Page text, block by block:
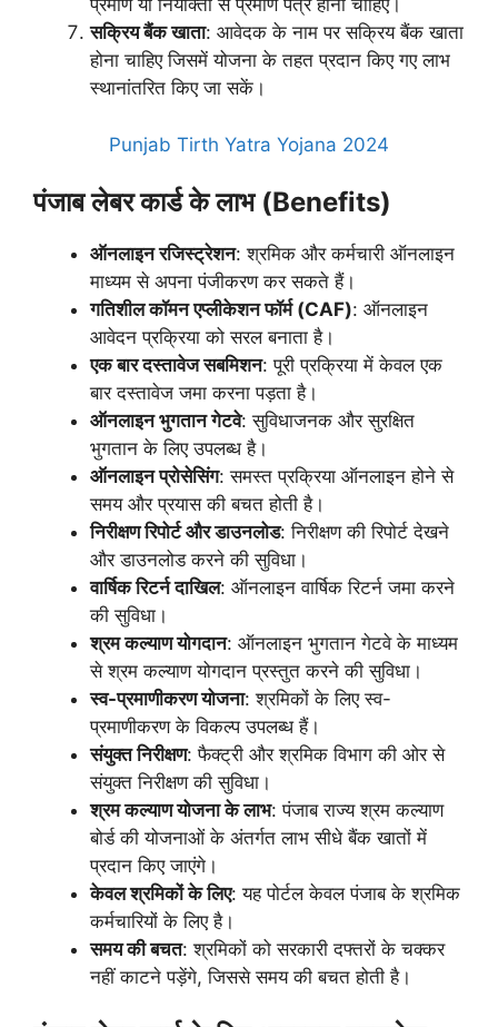
प्रमाण या नियोक्ता से प्रमाण पत्र होना चाहिए।
सक्रिय बैंक खाता: आवेदक के नाम पर सक्रिय बैंक खाता
होना चाहिए जिसमें योजना के तहत प्रदान किए गए लाभ
स्थानांतरित किए जा सकें।
Punjab Tirth Yatra Yojana 2024
पंजाब लेबर कार्ड के लाभ (Benefits)
ऑनलाइन रजिस्ट्रेशन: श्रमिक और कर्मचारी ऑनलाइन
माध्यम से अपना पंजीकरण कर सकते हैं।
गतिशील कॉमन एप्लीकेशन फॉर्म (CAF): ऑनलाइन
आवेदन प्रक्रिया को सरल बनाता है।
एक बार दस्तावेज सबमिशन: पूरी प्रक्रिया में केवल एक
बार दस्तावेज जमा करना पड़ता है।
ऑनलाइन भुगतान गेटवे: सुविधाजनक और सुरक्षित
भुगतान के लिए उपलब्ध है।
ऑनलाइन प्रोसेसिंग: समस्त प्रक्रिया ऑनलाइन होने से
समय और प्रयास की बचत होती है।
निरीक्षण रिपोर्ट और डाउनलोड: निरीक्षण की रिपोर्ट देखने
और डाउनलोड करने की सुविधा।
वार्षिक रिटर्न दाखिल: ऑनलाइन वार्षिक रिटर्न जमा करने
की सुविधा।
श्रम कल्याण योगदान: ऑनलाइन भुगतान गेटवे के माध्यम
से श्रम कल्याण योगदान प्रस्तुत करने की सुविधा।
स्व-प्रमाणीकरण योजना: श्रमिकों के लिए स्व-
प्रमाणीकरण के विकल्प उपलब्ध हैं।
संयुक्त निरीक्षण: फैक्ट्री और श्रमिक विभाग की ओर से
संयुक्त निरीक्षण की सुविधा।
श्रम कल्याण योजना के लाभ: पंजाब राज्य श्रम कल्याण
बोर्ड की योजनाओं के अंतर्गत लाभ सीधे बैंक खातों में
प्रदान किए जाएंगे।
केवल श्रमिकों के लिए: यह पोर्टल केवल पंजाब के श्रमिक
कर्मचारियों के लिए है।
समय की बचत: श्रमिकों को सरकारी दफ्तरों के चक्कर
नहीं काटने पड़ेंगे, जिससे समय की बचत होती है।